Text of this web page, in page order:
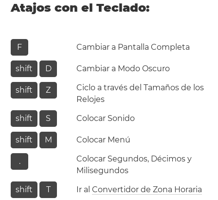
Atajos con el Teclado:
F Cambiar a Pantalla Completa
shift D Cambiar a Modo Oscuro
shift Z
Ciclo a través del Tamaños de los
Relojes
shift S Colocar Sonido
shift M Colocar Menú
.
Colocar Segundos, Décimos y
Milisegundos
shift T Ir alConvertidor de Zona Horaria